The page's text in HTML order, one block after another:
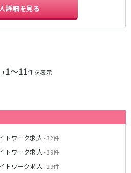
詳細を見る
1〜11件を表示
トワーク求人 - 32件
トワーク求人 - 39件
トワーク求人 - 29件
北松戸駅
綾瀬駅
西日暮里駅